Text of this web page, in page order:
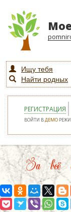
Ищу тебя
Найти родных
РЕГИСТРАЦИЯ
ВОЙТИ ВДЕМО
За всё